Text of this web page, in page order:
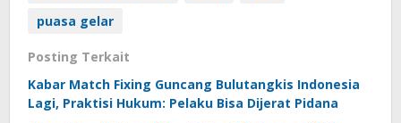
puasa gelar
Posting Terkait
Kabar Match Fixing Guncang Bulutangkis Indonesia
Lagi, Praktisi Hukum: Pelaku Bisa Dijerat Pidana